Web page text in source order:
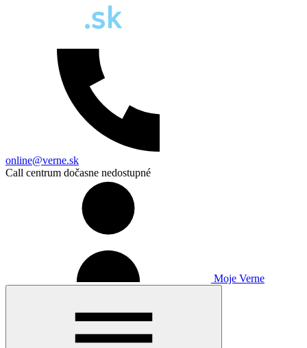
online@verne.sk
Call centrum dočasne nedostupné
Moje Verne